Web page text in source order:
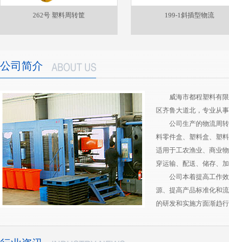
262号 塑料周转筐 199-1斜插型物流
公司简介
威海市都程塑料有限
区齐鲁大道北，专业
公司生产的物流周转
料零件盒、塑料盒、塑
适用于工农渔业、商业
穿运输、配送、储存
公司本着提高工作效
源、提高产品标准化和
的研发和实施方面渐趋